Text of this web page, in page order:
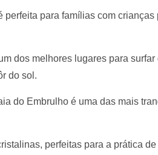
para famílias com crianças
dos melhores lugares para surfar
do sol.
do Embrulho é uma das mais
perfeitas para a prática de